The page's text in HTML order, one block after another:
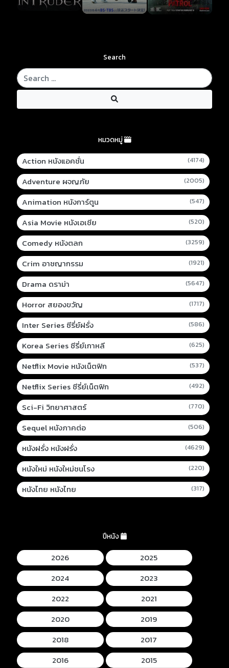
Search
หมวดหมู่
Action หนังแอคชั่น (4174)
Adventure ผจญภัย (2005)
Animation หนังการ์ตูน (547)
Asia Movie หนังเอเชีย (520)
Comedy หนังตลก (3259)
Crim อาชญากรรม (1921)
Drama ดราม่า (5647)
Horror สยองขวัญ (1717)
Inter Series ซีรี่ย์ฝรั่ง (586)
Korea Series ซีรี่ย์เกาหลี (625)
Netflix Movie หนังเน็ตฟิก (537)
Netflix Series ซีรี่ย์เน็ตฟิก (492)
Sci-Fi วิทยาศาสตร์ (770)
Sequel หนังภาคต่อ (506)
หนังฝรั่ง หนังฝรั่ง (4629)
หนังใหม่ หนังใหม่ชนโรง (220)
หนังไทย หนังไทย (317)
ปีหนัง
2026
2025
2024
2023
2022
2021
2020
2019
2018
2017
2016
2015